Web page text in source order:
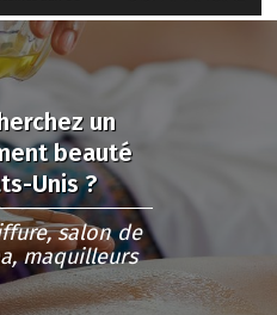
un
beauté
Unis ?
salon de
maquilleurs